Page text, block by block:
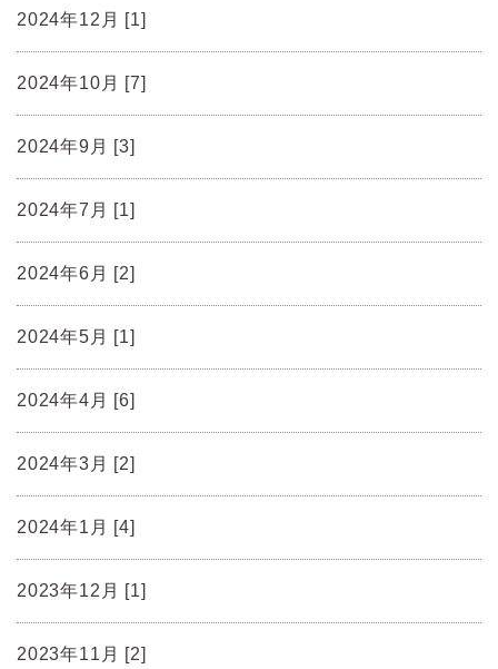
2024年12月 [1]
2024年10月 [7]
2024年9月 [3]
2024年7月 [1]
2024年6月 [2]
2024年5月 [1]
2024年4月 [6]
2024年3月 [2]
2024年1月 [4]
2023年12月 [1]
2023年11月 [2]